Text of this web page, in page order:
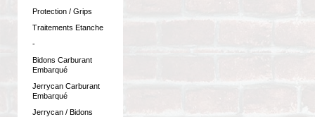
Protection / Grips
Traitements Etanche
-
Bidons Carburant
Embarqué
Jerrycan Carburant
Embarqué
Jerrycan / Bidons